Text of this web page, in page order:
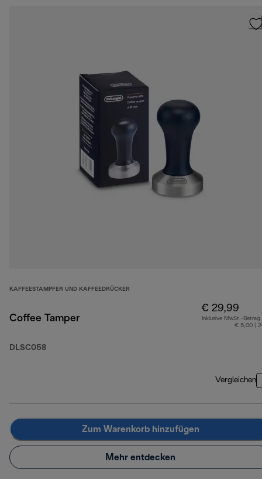
KAFFEESTAMPFER UND KAFFEEDRÜCKER
Coffee Tamper
DLSC058
€ 29,99
Inklusive MwSt.-Betrag
€ 5,00 (
Vergleichen
Zum Warenkorb hinzufügen
Mehr entdecken